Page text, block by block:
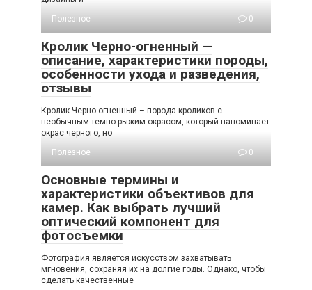
Полезное
0
Кролик Черно-огненный —
описание, характеристики породы,
особенности ухода и разведения,
отзывы
Кролик Черно-огненный – порода кроликов с
необычным темно-рыжим окрасом, который напоминает
окрас черного, но
Полезное
0
Основные термины и
характеристики объективов для
камер. Как выбрать лучший
оптический компонент для
фотосъемки
Фотография является искусством захватывать
мгновения, сохраняя их на долгие годы. Однако, чтобы
сделать качественные